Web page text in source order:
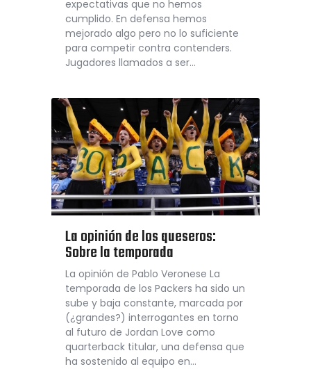
expectativas que no hemos
cumplido. En defensa hemos
mejorado algo pero no lo suficiente
para competir contra contenders.
Jugadores llamados a ser…
La opinión de los queseros:
Sobre la temporada
La opinión de Pablo Veronese La
temporada de los Packers ha sido un
sube y baja constante, marcada por
(¿grandes?) interrogantes en torno
al futuro de Jordan Love como
quarterback titular, una defensa que
ha sostenido al equipo en…